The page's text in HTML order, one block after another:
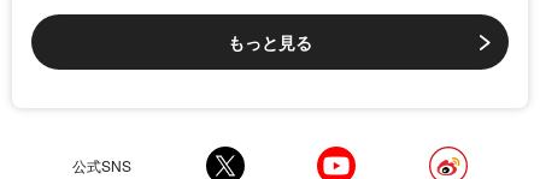
もっと見る
公式SNS